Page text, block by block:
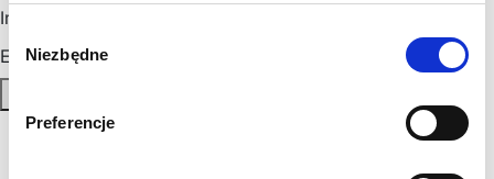
zgody
Niezbędne
Preferencje
Imię
Email*
Polityka Prywatności